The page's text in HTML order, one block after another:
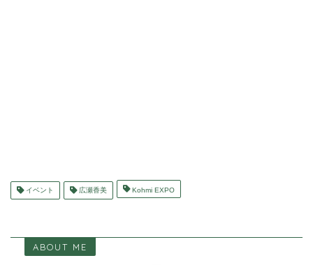
イベント 広瀬香美 Kohmi EXPO
ABOUT ME